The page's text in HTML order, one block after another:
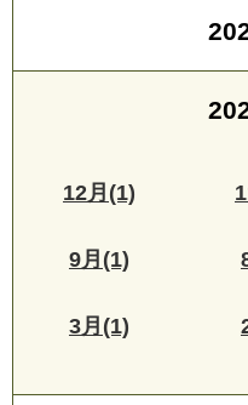
12月(1)
9月(1)
3月(1)